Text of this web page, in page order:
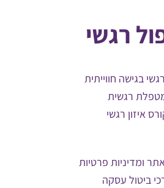
רגשי
בגישה חווייתית
רגשית
איזון רגשי
ומדיניות פרטיות
ביטול עסקה